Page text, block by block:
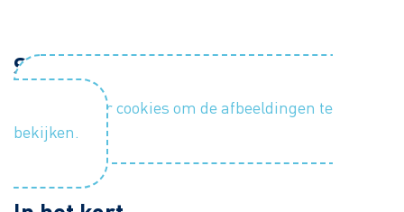
Sfeerimpressie
Accepteer cookies om de afbeeldingen te
bekijken.